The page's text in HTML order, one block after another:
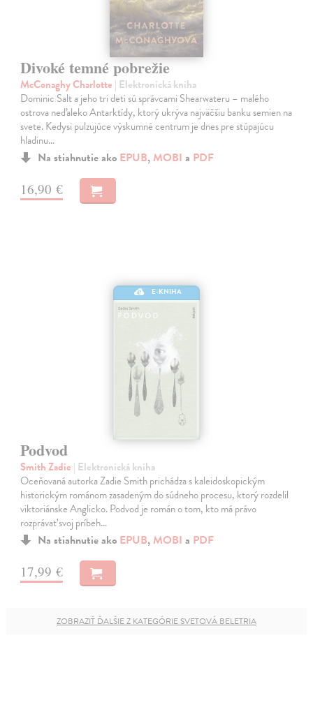
Divoké temné pobrežie
McConaghy Charlotte | Elektronická kniha
Dominic Salt a jeho tri deti sú správcami Shearwateru – malého
ostrova neďaleko Antarktídy, ktorý ukrýva najväčšiu banku semien na
svete. Kedysi pulzujúce výskumné centrum je dnes pre stúpajúcu
hladinu…
Na stiahnutie ako EPUB, MOBI a PDF
16,90 €
E-KNIHA
Podvod
Smith Zadie | Elektronická kniha
Oceňovaná autorka Zadie Smith prichádza s kaleidoskopickým
historickým románom zasadeným do súdneho procesu, ktorý rozdelil
viktoriánske Anglicko. Podvod je román o tom, kto má právo
rozprávať svoj príbeh…
Na stiahnutie ako EPUB, MOBI a PDF
17,99 €
ZOBRAZIŤ ĎALŠIE Z KATEGÓRIE SVETOVÁ BELETRIA